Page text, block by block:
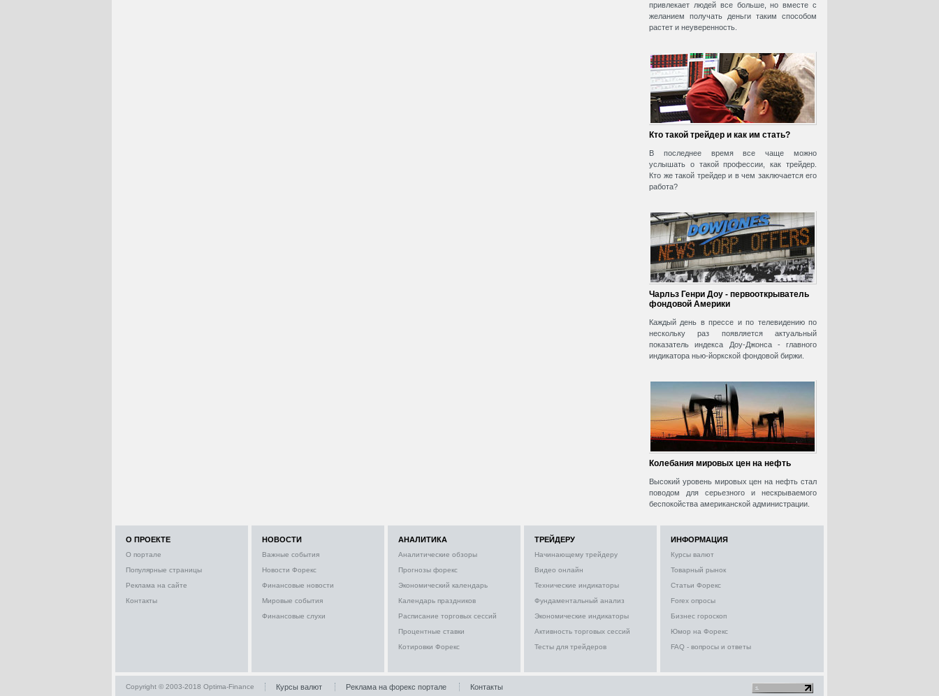
привлекает людей все больше, но вместе с
желанием получать деньги таким способом
растет и неуверенность.
Кто такой трейдер и как им стать?
В последнее время все чаще можно
услышать о такой профессии, как трейдер.
Кто же такой трейдер и в чем заключается его
работа?
Чарльз Генри Доу - первооткрыватель
фондовой Америки
Каждый день в прессе и по телевидению по
нескольку раз появляется актуальный
показатель индекса Доу-Джонса - главного
индикатора нью-йоркской фондовой биржи.
Колебания мировых цен на нефть
Высокий уровень мировых цен на нефть стал
поводом для серьезного и нескрываемого
беспокойства американской администрации.
О ПРОЕКТЕ
О портале
Популярные страницы
Реклама на сайте
Контакты
НОВОСТИ
Важные события
Новости Форекс
Финансовые новости
Мировые события
Финансовые слухи
АНАЛИТИКА
Аналитические обзоры
Прогнозы форекс
Экономический календарь
Календарь праздников
Расписание торговых сессий
Процентные ставки
Котировки Форекс
ТРЕЙДЕРУ
Начинающему трейдеру
Видео онлайн
Технические индикаторы
Фундаментальный анализ
Экономические индикаторы
Активность торговых сессий
Тесты для трейдеров
ИНФОРМАЦИЯ
Курсы валют
Товарный рынок
Статьи Форекс
Forex опросы
Бизнес гороскоп
Юмор на Форекс
FAQ - вопросы и ответы
Copyright © 2003-2018 Optima-Finance Курсы валют Реклама на форекс портале Контакты